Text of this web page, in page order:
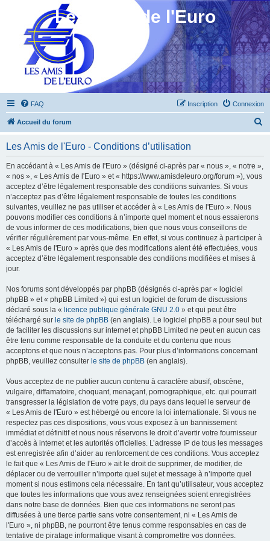
Les Amis de l'Euro
FAQ Connexion
Inscription
Accueil du forum
Les Amis de l'Euro - Conditions d’utilisation
En accédant à « Les Amis de l'Euro » (désigné ci-après par « nous », « notre »,
« nos », « Les Amis de l'Euro » et « https://www.amisdeleuro.org/forum »), vous
acceptez d’être légalement responsable des conditions suivantes. Si vous
n’acceptez pas d’être légalement responsable de toutes les conditions
suivantes, veuillez ne pas utiliser et accéder à « Les Amis de l'Euro ». Nous
pouvons modifier ces conditions à n’importe quel moment et nous essaierons
de vous informer de ces modifications, bien que nous vous conseillons de
vérifier régulièrement par vous-même. En effet, si vous continuez à participer à
« Les Amis de l'Euro » après que des modifications aient été effectuées, vous
acceptez d’être légalement responsable des conditions modifiées et mises à
jour.
Nos forums sont développés par phpBB (désignés ci-après par « logiciel
phpBB » et « phpBB Limited ») qui est un logiciel de forum de discussions
déclaré sous la « licence publique générale GNU 2.0 » et qui peut être
téléchargé sur le site de phpBB (en anglais). Le logiciel phpBB a pour seul but
de faciliter les discussions sur internet et phpBB Limited ne peut en aucun cas
être tenu comme responsable de la conduite et du contenu que nous
acceptons et que nous n’acceptons pas. Pour plus d’informations concernant
phpBB, veuillez consulter le site de phpBB (en anglais).
Vous acceptez de ne publier aucun contenu à caractère abusif, obscène,
vulgaire, diffamatoire, choquant, menaçant, pornographique, etc. qui pourrait
transgresser la législation de votre pays, du pays dans lequel le serveur de
« Les Amis de l'Euro » est hébergé ou encore la loi internationale. Si vous ne
respectez pas ces dispositions, vous vous exposez à un bannissement
immédiat et définitif et nous nous réservons le droit d’avertir votre fournisseur
d’accès à internet et les autorités officielles. L’adresse IP de tous les messages
est enregistrée afin d’aider au renforcement de ces conditions. Vous acceptez
le fait que « Les Amis de l'Euro » ait le droit de supprimer, de modifier, de
déplacer ou de verrouiller n’importe quel sujet et message à n’importe quel
moment si nous estimons cela nécessaire. En tant qu’utilisateur, vous acceptez
que toutes les informations que vous avez renseignées soient enregistrées
dans notre base de données. Bien que ces informations ne seront pas
diffusées à une tierce partie sans votre consentement, ni « Les Amis de
l'Euro », ni phpBB, ne pourront être tenus comme responsables en cas de
tentative de piratage informatique visant à compromettre vos données.